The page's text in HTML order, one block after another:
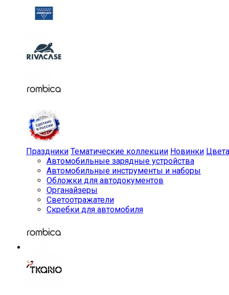
Праздники Тематические коллекции Новинки Цвета
Автомобильные зарядные устройства
Автомобильные инструменты и наборы
Обложки для автодокументов
Органайзеры
Светоотражатели
Скребки для автомобиля